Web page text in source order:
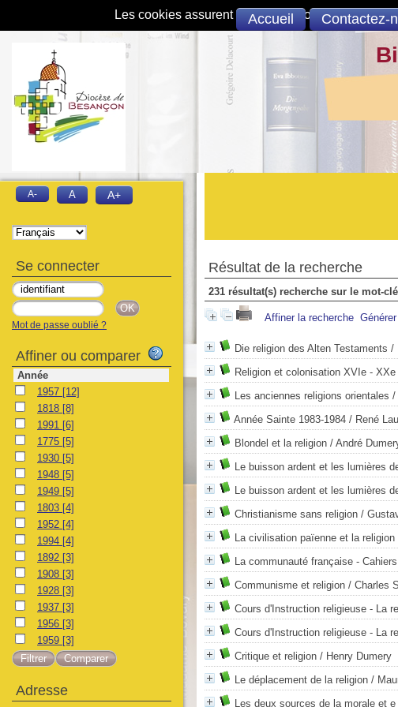
Les cookies assurent le bon fonctionnement de
Accueil Contactez-
Résultat de la recherche
231 résultat(s) recherche sur le mot-
Affiner la recherche
Die religion des Alten Testaments /
Religion et colonisation XVIe -
Les anciennes religions orientales /
Année Sainte 1983-1984/ René
Blondel et la religion/ André
Le buisson ardent et les lumières
Le buisson ardent et les lumières
Christianisme sans religion/
La civilisation païenne et la religion
La communauté française -
Communisme et religion/ Charles
Cours d'Instruction religieuse - La
Cours d'Instruction religieuse - La
Critique et religion/ Henry Dumery
Le déplacement de la religion/
Les deux sources de la morale et
A- A A+
Se connecter
Mot de passe oublié ?
Affiner ou comparer
Année
1957 [12]
1818 [8]
1991 [6]
1775 [5]
1930 [5]
1948 [5]
1949 [5]
1803 [4]
1952 [4]
1994 [4]
1892 [3]
1908 [3]
1928 [3]
1937 [3]
1956 [3]
1959 [3]
Adresse